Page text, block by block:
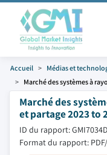
Accueil Médias et
Marché des systèmes à
Marché des
et partage 2023 to
ID du rapport: GMI7034
Format du rapport: